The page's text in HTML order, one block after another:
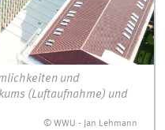
und
(Luftaufnahme) und
© WWU - Jan Lehmann